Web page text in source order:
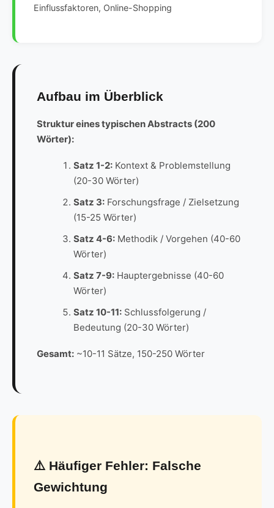
Einflussfaktoren, Online-Shopping
Aufbau im Überblick
Struktur eines typischen Abstracts (200
Wörter):
Satz 1-2: Kontext & Problemstellung
(20-30 Wörter)
Satz 3: Forschungsfrage / Zielsetzung
(15-25 Wörter)
Satz 4-6: Methodik / Vorgehen (40-60
Wörter)
Satz 7-9: Hauptergebnisse (40-60
Wörter)
Satz 10-11: Schlussfolgerung /
Bedeutung (20-30 Wörter)
Gesamt: ~10-11 Sätze, 150-250 Wörter
⚠️ Häufiger Fehler: Falsche
Gewichtung